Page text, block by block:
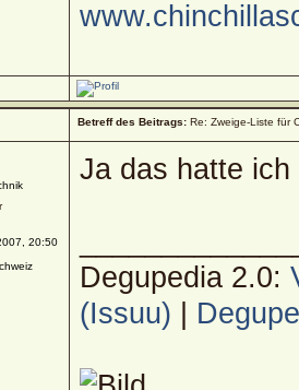
Betreff des Beitrags: Re: Zweige-Liste für
20:50
Ja das hatte
Degupedia 2.0:
(Issuu)